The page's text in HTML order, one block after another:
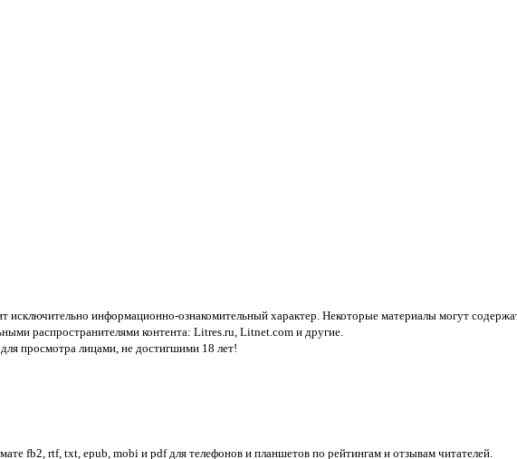
исключительно информационно-ознакомительный характер. Некоторые материалы могут
распространителями контента: Litres.ru, Litnet.com и другие.
просмотра лицами, не достигшими 18 лет!
fb2, rtf, txt, epub, mobi и pdf для телефонов и планшетов по рейтингам и отзывам читателей.